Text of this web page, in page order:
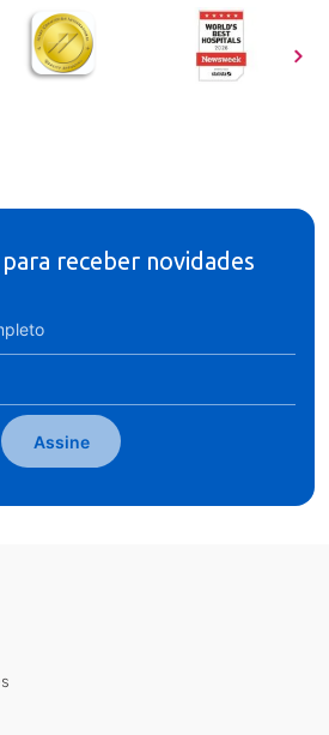
receber novidades
Assine